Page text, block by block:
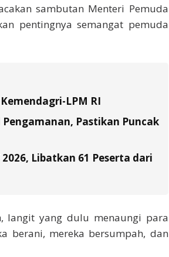
sambutan Menteri Pemuda
pentingnya semangat pemuda
LPM RI
Pastikan Puncak
Libatkan 61 Peserta dari
yang dulu menaungi para
berani, mereka bersumpah, dan